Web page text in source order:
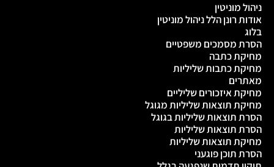
ניהול מוניטין
אודות רונן הלל ניהול מוניטין
בלוג
הסרת מסמכים משפטיים
מחיקת כתבה
מחיקת כתבות שליליות
מאתרים
מחיקת איזכורים שליליים
מחיקת תוצאות שליליות מגוגל
הסרת תוצאות שליליות בגוגל
הסרת תוצאות שליליות
מחיקת תוצאות שליליות
הסרת תוכן פוגעני